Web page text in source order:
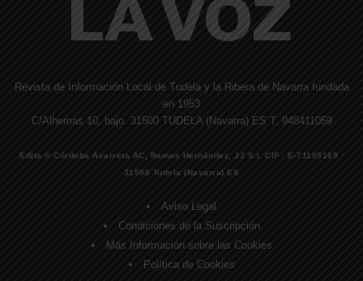
Revista de Información Local de Tudela y la Ribera de Navarra fundada
en 1953
C/Alhemas 10, bajo. 31500 TUDELA (Navarra) ES T. 948411059
Edita © Córdoba Acarreta AC, Ramos Hernández, JJ S.I. CIF · E-71185169 ·
31500 Tudela (Navarra) ES
Aviso Legal
Condiciones de la Suscripción
Más Información sobre las Cookies
Política de Cookies